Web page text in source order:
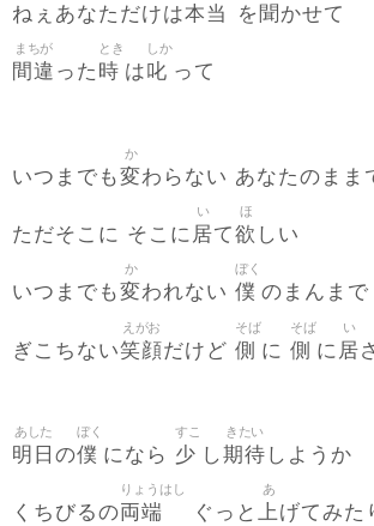
ねぇあなただけは本当 を 聞 かせて
間違
まちが
った 時
とき
は 叱
しか
って
いつまでも変
か
わらない あなたのまま
ただそこに そこに 居
い
て欲
ほ
しい
いつまでも変
か
われない 僕
ぼく
のまんまで
ぎこちない笑顔
えがお
だけど 側
そば
に 側
そば
に 居
い
明日
あした
の僕
ぼく
になら 少
すこ
し期待
きたい
しようか
くちびるの両端
りょうはし
ぐっと 上
あ
げてみた